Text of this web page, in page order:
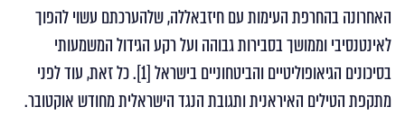
האחרונה בהחרפת העימות עם חיזבאללה, שלהערכתם עשוי להפוך
לאינטנסיבי וממושך בסבירות גבוהה ועל רקע הגידול המשמעותי
בסיכונים הגיאופוליטיים והביטחוניים בישראל [1]. כל זאת, עוד לפני
מתקפת הטילים האיראנית ותגובת הנגד הישראלית מחודש אוקטובר.